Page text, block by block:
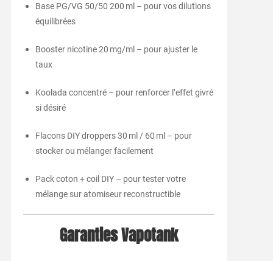
Base PG/VG 50/50 200 ml – pour vos dilutions
équilibrées
Booster nicotine 20 mg/ml – pour ajuster le
taux
Koolada concentré – pour renforcer l’effet givré
si désiré
Flacons DIY droppers 30 ml / 60 ml – pour
stocker ou mélanger facilement
Pack coton + coil DIY – pour tester votre
mélange sur atomiseur reconstructible
Garanties Vapotank